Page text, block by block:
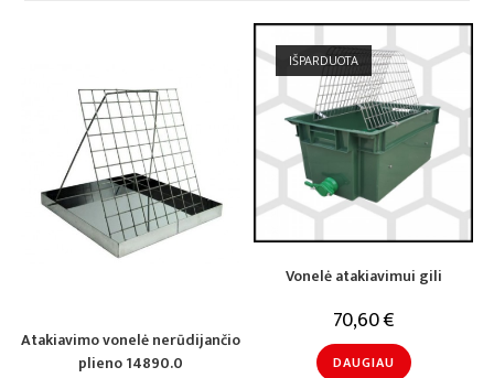
Atakiavimo vonelė nerūdijančio
plieno 14890.0
IŠPARDUOTA
Vonelė atakiavimui gili
70,60€
DAUGIAU